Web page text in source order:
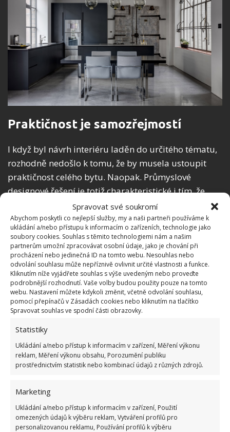
Spravovat své soukromí
Abychom poskytli co nejlepší služby, my a naši partneři používáme k
ukládání a/nebo přístupu k informacím o zařízeních, technologie jako
soubory cookies. Souhlas s těmito technologiemi nám a našim
partnerům umožní zpracovávat osobní údaje, jako je chování při
procházení nebo jedinečná ID na tomto webu. Nesouhlas nebo
odvolání souhlasu může nepříznivě ovlivnit určité vlastnosti a funkce.
Kliknutím níže vyjádřete souhlas s výše uvedeným nebo proveďte
podrobnější rozhodnutí. Vaše volby budou použity pouze na tomto
webu. Nastavení můžete kdykoli změnit, včetně odvolání souhlasu,
pomocí přepínačů v Zásadách cookies nebo kliknutím na tlačítko
Spravovat souhlas ve spodní části obrazovky.
Statistiky
Ukládání a/nebo přístup k informacím v zařízení, Měření výkonu
reklam, Měření výkonu obsahu, Porozumění publiku
prostřednictvím statistik nebo kombinací údajů z různých zdrojů.
Marketing
Ukládání a/nebo přístup k informacím v zařízení, Použití
omezených údajů k výběru reklam, Vytváření profilů pro
personalizovanou reklamu, Používání profilů k výběru
Praktičnost je samozřejmostí
I když byl návrh interiéru laděn do určitého tématu,
rozhodně nedošlo k tomu, že by musela ustoupit
praktičnost celého bytu. Naopak. Průmyslové
designové řešení je totiž charakteristické i tím, že
klade důraz na maximální praktičnost, a tedy i
plnou využitelnost daného bytu. Ten tak není jenom
místem na ozdobu a chlubení, ale je skutečným
interiérem pro plnohodnotný život.
Nádherných 123 metrů čtverečných